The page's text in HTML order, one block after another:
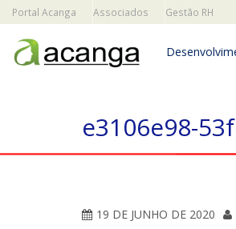
Portal Acanga Associados Gestão RH
e3106e98-
19 DE JUNHO DE 2020